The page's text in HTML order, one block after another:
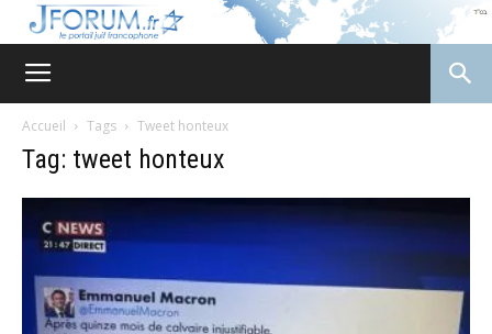
Accueil Tags Tweet honteux
Tag: tweet honteux